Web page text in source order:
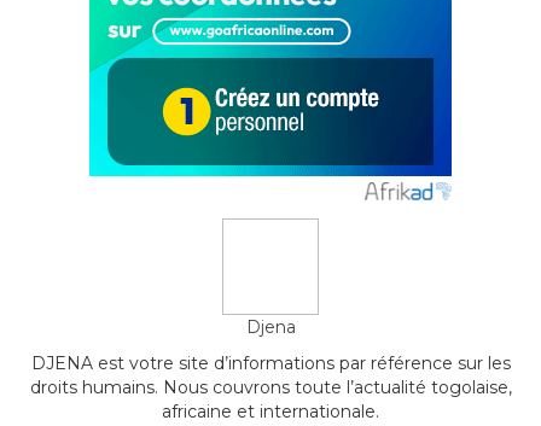
Djena
DJENA est votre site d’informations par référence sur les
droits humains. Nous couvrons toute l’actualité togolaise,
africaine et internationale.